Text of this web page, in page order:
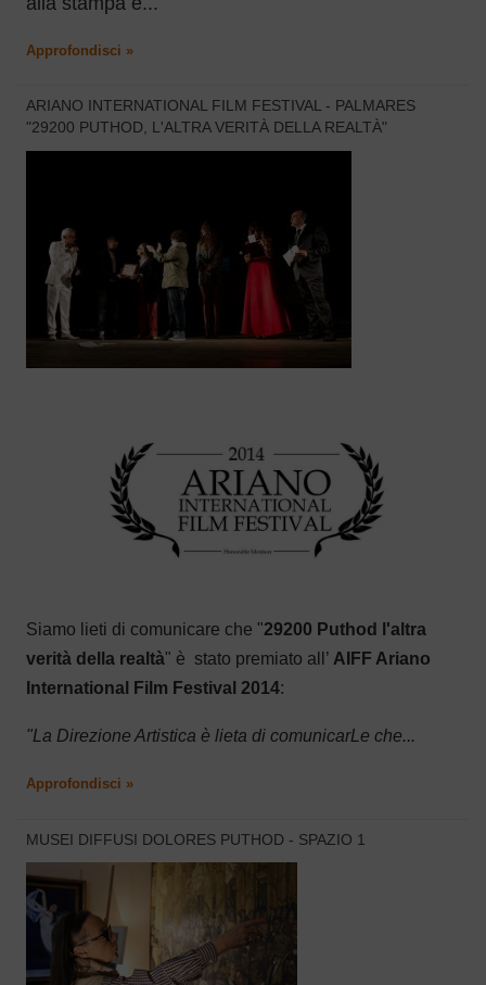
Approfondisci »
ARIANO INTERNATIONAL FILM FESTIVAL - PALMARES
"29200 PUTHOD, L'ALTRA VERITÀ DELLA REALTÀ"
Siamo lieti di comunicare che "29200 Puthod l'altra
verità della realtà" è stato premiato all’ AIFF Ariano
International Film Festival 2014:
"La Direzione Artistica è lieta di comunicarLe che...
Approfondisci »
MUSEI DIFFUSI DOLORES PUTHOD - SPAZIO 1